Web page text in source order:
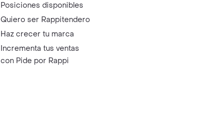
Posiciones disponibles
Quiero ser Rappitendero
Haz crecer tu marca
Incrementa tus ventas
con Pide por Rappi